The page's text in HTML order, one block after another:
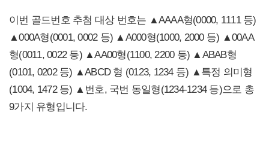
이번 골드번호 추첨 대상 번호는 ▲AAAA형(0000, 1111 등)
▲000A형(0001, 0002 등) ▲A000형(1000, 2000 등) ▲00AA
형(0011, 0022 등) ▲AA00형(1100, 2200 등) ▲ABAB형
(0101, 0202 등) ▲ABCD 형 (0123, 1234 등) ▲특정 의미형
(1004, 1472 등) ▲번호, 국번 동일형(1234-1234 등)으로 총
9가지 유형입니다.